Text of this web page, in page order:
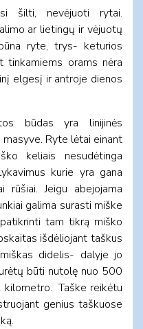
šilti, nevėjuoti rytai.
ar lietingų ir vėjuotų
ryte, trys- keturios
tinkamiems orams nėra
elgesį ir antroje dienos
būdas yra linijinės
Ryte lėtai einant
keliais nesudėtinga
kurie yra gana
rūšiai. Jeigu abejojama
galima surasti miške
tam tikrą miško
išdėliojant taškus
didelis- dalyje jo
būti nutolę nuo 500
kilometro. Taške reikėtu
genius taškuose